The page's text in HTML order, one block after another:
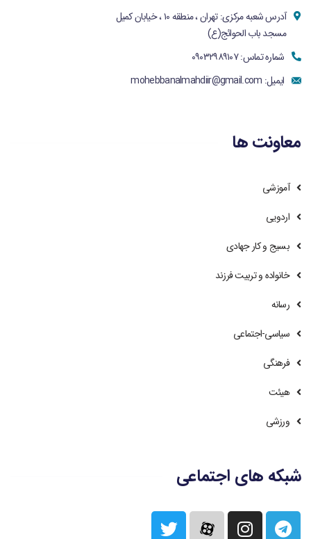
آدرس شعبه مرکزی: تهران ، منطقه ۱۰ ، خیابان کمیل
مسجد باب الحوائج(ع)
شماره تماس: ۰۹۰۳۲۹۸۹۱۰۷
ایمیل: mohebbanalmahdiir@gmail.com
معاونت ها
آموزشی
اردویی
بسیج و کار جهادی
خانواده و تربیت فرزند
رسانه
سیاسی-اجتماعی
فرهنگی
هیئت
ورزشی
شبکه های اجتماعی